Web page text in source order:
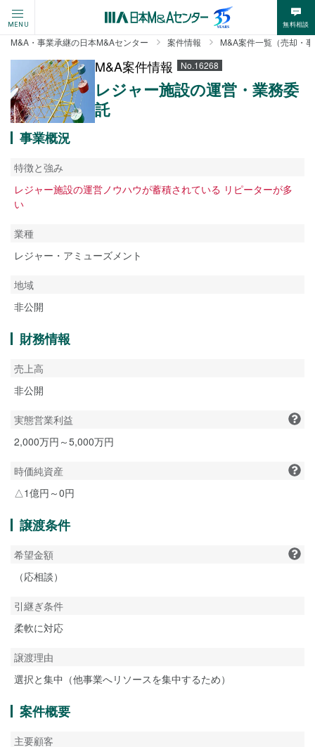
MENU 無料相談
M&A・事業承継の日本M&Aセンター 案件情報 M&A案件一覧（売却・
M&A案件情報 No.16268
レジャー施設の運営・業務委
託
事業概況
特徴と強み
レジャー施設の運営ノウハウが蓄積されている リピーターが多
い
業種
レジャー・アミューズメント
地域
非公開
財務情報
売上高
非公開
実態営業利益
2,000万円～5,000万円
時価純資産
△1億円～0円
譲渡条件
希望金額
（応相談）
引継ぎ条件
柔軟に対応
譲渡理由
選択と集中（他事業へリソースを集中するため）
案件概要
主要顧客